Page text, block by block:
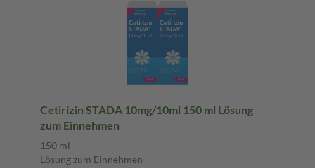
Cetirizin STADA 10mg/10ml 150 ml Lösung
zum Einnehmen
150 ml
Lösung zum Einnehmen